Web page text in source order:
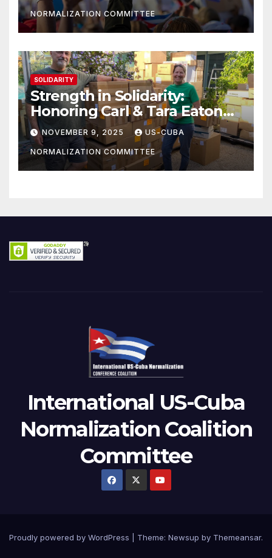
NORMALIZATION COMMITTEE
SOLIDARITY
Strength in Solidarity:
Honoring Carl & Tara Eaton
from OC NJT
NOVEMBER 9, 2025 US-CUBA
NORMALIZATION COMMITTEE
International US-Cuba
Normalization Coalition
Committee
Proudly powered by WordPress Theme: Newsup by Themeansar.